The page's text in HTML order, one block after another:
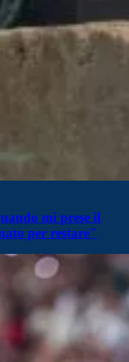
mi prese il
per restare"